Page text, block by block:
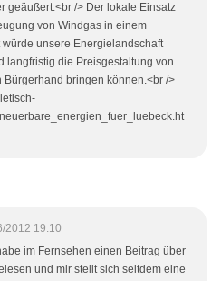
geäußert.<br /> Der lokale Einsatz
von Windgas in einem
würde unsere Energielandschaft
langfristig die Preisgestaltung von
Bürgerhand bringen können.<br />
2012 19:10
im Fernsehen einen Beitrag über
und mir stellt sich seitdem eine